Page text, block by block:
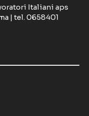
Italiani aps
| tel. 0658401